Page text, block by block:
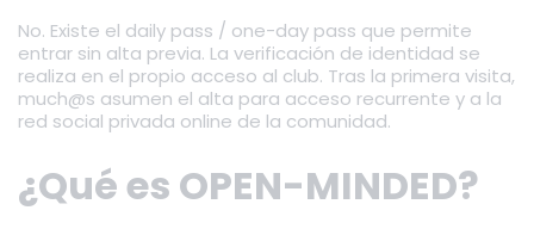
No. Existe el daily pass / one-day pass que permite
entrar sin alta previa. La verificación de identidad se
realiza en el propio acceso al club. Tras la primera visita,
much@s asumen el alta para acceso recurrente y a la
red social privada online de la comunidad.
¿Qué es OPEN-MINDED?